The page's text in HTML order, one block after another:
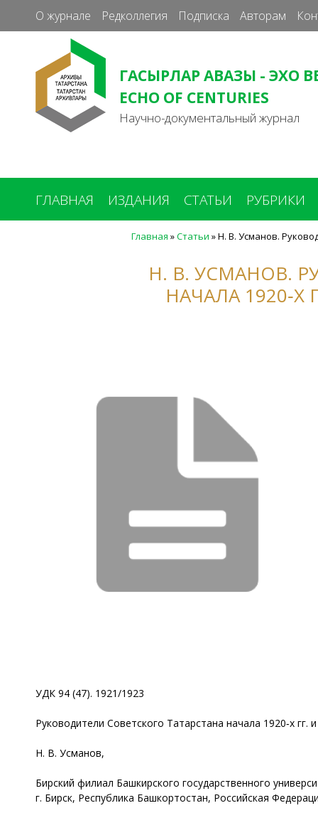
О журнале Редколлегия Подписка Авторам
ГАСЫРЛАР АВАЗЫ - ЭХО
ECHO OF CENTURIES
Научно-документальный журнал
ГЛАВНАЯ ИЗДАНИЯ СТАТЬИ РУБРИКИ
Главная »Статьи »Н. В. Усманов.
Н. В. УСМАНОВ.
НАЧАЛА
УДК 94 (47). 1921/1923
Руководители Советского Татарстана начала 1920‑х
Н. В. Усманов,
Бирский филиал Башкирского государственного
г. Бирск, Республика Башкортостан, Российская